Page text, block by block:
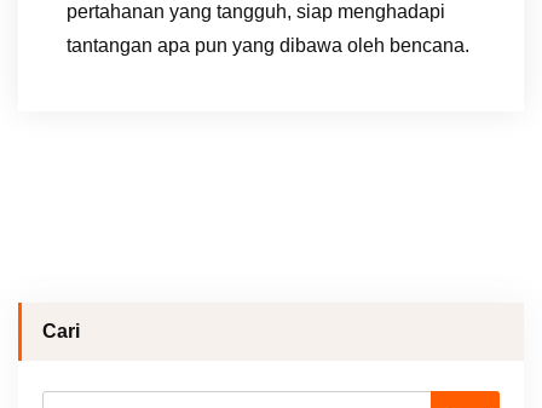
pertahanan yang tangguh, siap menghadapi
tantangan apa pun yang dibawa oleh bencana.
Cari